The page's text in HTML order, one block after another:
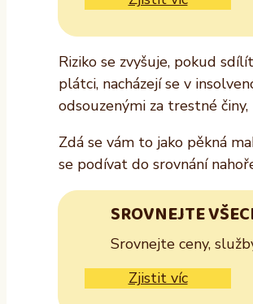
Riziko se zvyšuje, pokud
plátci, nacházejí se v
odsouzenými za trestné
Zdá se vám to jako pěkná
se podívat do srovnání
SROVNEJTE
Srovnejte ceny,
Zjistit víc